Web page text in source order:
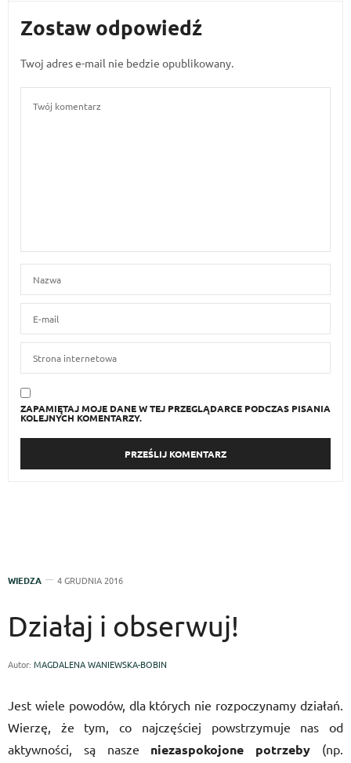
Zostaw odpowiedź
Twoj adres e-mail nie bedzie opublikowany.
ZAPAMIĘTAJ MOJE DANE W TEJ PRZEGLĄDARCE PODCZAS PISANIA
KOLEJNYCH KOMENTARZY.
WIEDZA 4 GRUDNIA 2016
Działaj i obserwuj!
Autor: MAGDALENA WANIEWSKA-BOBIN
Jest wiele powodów, dla których nie rozpoczynamy działań.
Wierzę, że tym, co najczęściej powstrzymuje nas od
aktywności, są nasze niezaspokojone potrzeby (np.